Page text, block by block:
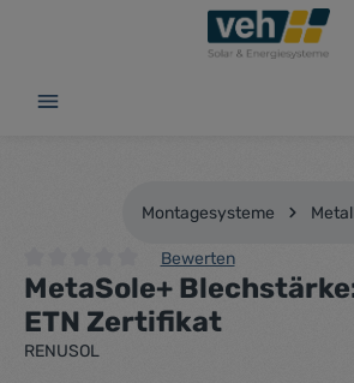
Montagesysteme
Durchschnittliche Bewertung von 0 von 5
Bewerten
MetaSole+
ETN Zertifikat
RENUSOL